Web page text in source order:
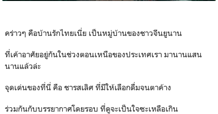
คร่าวๆ คือบ้านรักไทยเนี่ย เป็นหมู่บ้านของชาวจีนยูนาน
ที่เค้าอาศัยอยู่กันในช่วงตอนเหนือของประเทศเรา มานานแสน
นานแล้วล่ะ
จุดเด่นของที่นี่ คือ ชารสเลิศ ที่มีให้เลือกดื่มจนตาค้าง
ร่วมกันกับบรรยากาศโดยรอบ ที่ดูจะเป็นใจซะเหลือเกิน